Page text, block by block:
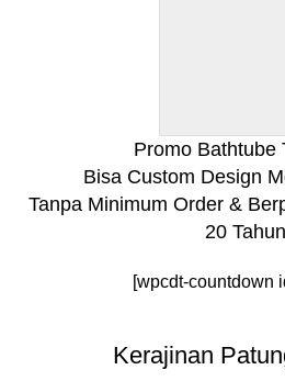
Promo Bathtube
Bisa Custom Design
Tanpa Minimum Order &
20 Tahun
[wpcdt-countdown
Kerajinan